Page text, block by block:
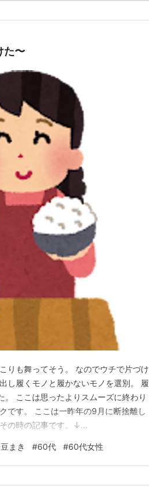
けた〜
りも舞ってそう。 なのでウチで片づけ
し履くモノと履かないモノを選別。 履
ここは思ったよりスムーズに終わり
です。 ここは一昨年の9月に断捨離し
の時の記事です。↓
や乾麺などが隅にあり忘れ去られてい
まき #60代 #60代女性